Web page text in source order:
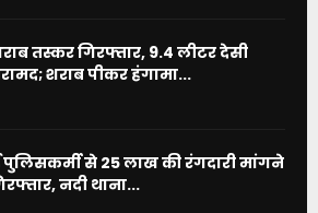
तस्कर गिरफ्तार, 9.4 लीटर देसी
शराब पीकर हंगामा...
पुलिसकर्मी से 25 लाख की रंगदारी मांगने
नदी थाना...